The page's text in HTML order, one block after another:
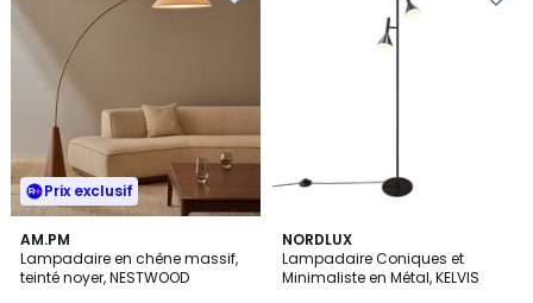
Prix exclusif
AM.PM
Lampadaire en chêne massif,
teinté noyer, NESTWOOD
NORDLUX
Lampadaire Coniques et
Minimaliste en Métal, KELVIS